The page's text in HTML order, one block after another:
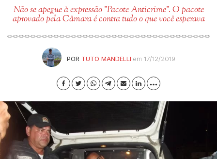
Não se apegue à expressão "Pacote Anticrime". O pacote
aprovado pela Câmara é contra tudo o que você esperava
POR TUTO MANDELLI em 17/12/2019